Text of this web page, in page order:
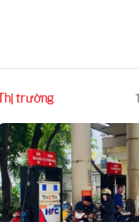
Thị trường